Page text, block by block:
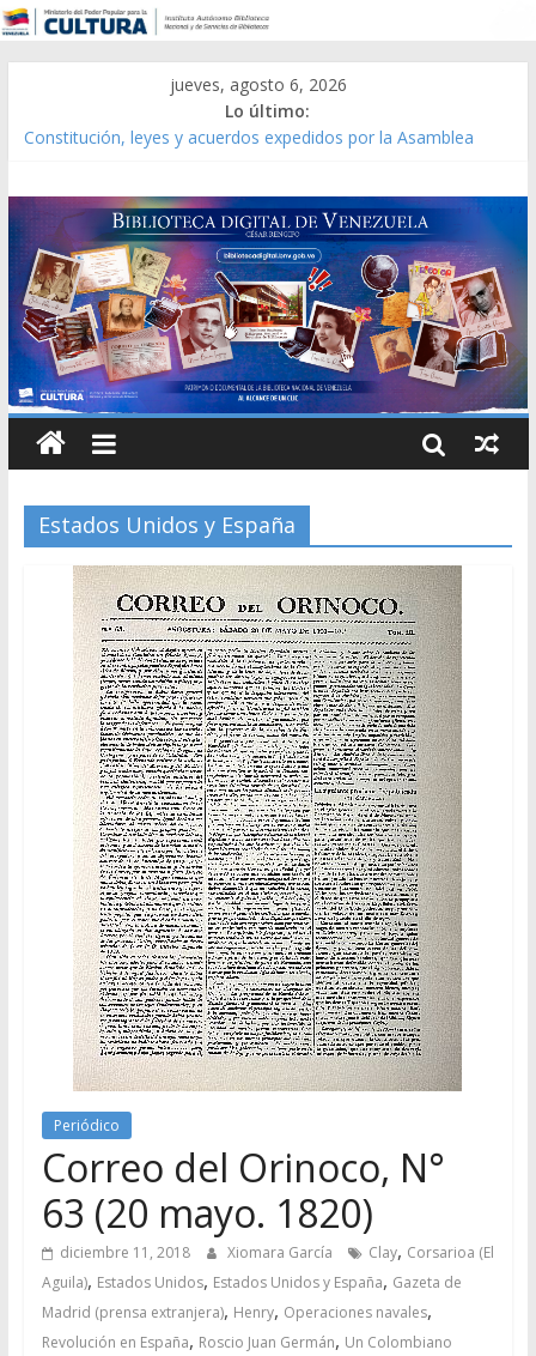
jueves, agosto 6, 2026
Lo último:
Constitución, leyes y acuerdos expedidos por la Asamblea
Modesta Bor Sánchez [material gráfico]
Gaceta Oficial de la República de Venezuela año CXXXIII Mes V,
Caracas 09 de marzo de 2006 N° 38.394
Catálogo temático de obras de Modesta Bor
Estados Unidos y España
Periódico
Correo del Orinoco, N°
63 (20 mayo. 1820)
diciembre 11, 2018 Xiomara García Clay, Corsarioa (El
Aguila), Estados Unidos, Estados Unidos y España, Gazeta de
Madrid (prensa extranjera), Henry, Operaciones navales,
Revolución en España, Roscio Juan Germán, Un Colombiano